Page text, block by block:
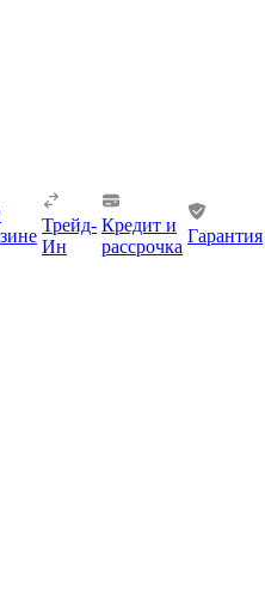
Трейд-
Ин
Кредит и
рассрочка
Гарантия